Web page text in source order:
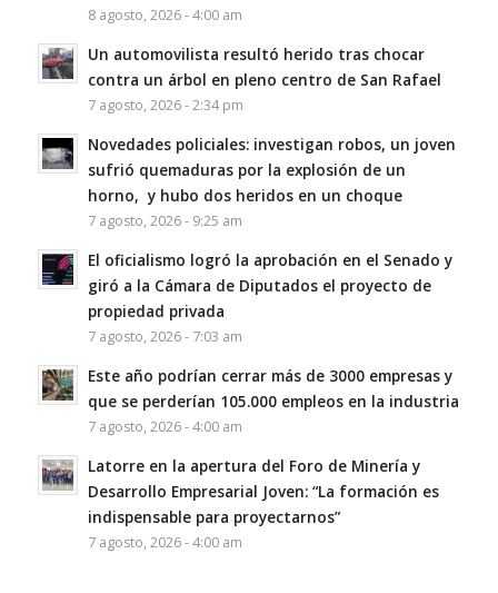
8 agosto, 2026 - 4:00 am
Un automovilista resultó herido tras chocar
contra un árbol en pleno centro de San Rafael
7 agosto, 2026 - 2:34 pm
Novedades policiales: investigan robos, un joven
sufrió quemaduras por la explosión de un
horno, y hubo dos heridos en un choque
7 agosto, 2026 - 9:25 am
El oficialismo logró la aprobación en el Senado y
giró a la Cámara de Diputados el proyecto de
propiedad privada
7 agosto, 2026 - 7:03 am
Este año podrían cerrar más de 3000 empresas y
que se perderían 105.000 empleos en la industria
7 agosto, 2026 - 4:00 am
Latorre en la apertura del Foro de Minería y
Desarrollo Empresarial Joven: “La formación es
indispensable para proyectarnos”
7 agosto, 2026 - 4:00 am